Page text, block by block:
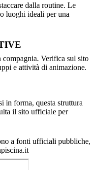
dalla routine. Le
luoghi ideali per una
compagnia. Verifica sul sito
e attività di animazione.
in forma, questa struttura
il sito ufficiale per
a fonti ufficiali pubbliche,